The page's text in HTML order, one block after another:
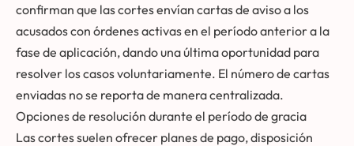
confirman que las cortes envían cartas de aviso a los
acusados con órdenes activas en el período anterior a la
fase de aplicación, dando una última oportunidad para
resolver los casos voluntariamente. El número de cartas
enviadas no se reporta de manera centralizada.
Opciones de resolución durante el período de gracia
Las cortes suelen ofrecer planes de pago, disposición